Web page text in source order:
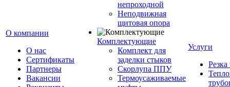
О компании
О нас
Сертификаты
Партнеры
Вакансии
непроходной
Неподвижная
щитовая опора
Комплектующие
Комплект для
заделки стыков
Скорлупа ППУ
Термоусаживаемые
Услуги
Резка